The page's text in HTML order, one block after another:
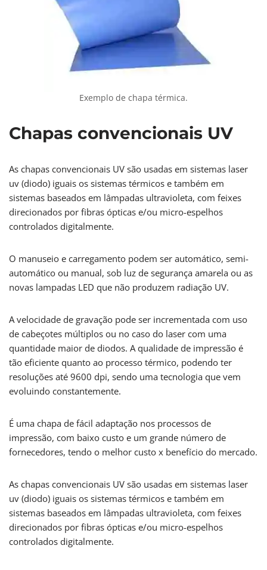
Exemplo de chapa térmica.
Chapas convencionais UV
As chapas convencionais UV são usadas em sistemas laser
uv (diodo) iguais os sistemas térmicos e também em
sistemas baseados em lâmpadas ultravioleta, com feixes
direcionados por fibras ópticas e/ou micro-espelhos
controlados digitalmente.
O manuseio e carregamento podem ser automático, semi-
automático ou manual, sob luz de segurança amarela ou as
novas lampadas LED que não produzem radiação UV.
A velocidade de gravação pode ser incrementada com uso
de cabeçotes múltiplos ou no caso do laser com uma
quantidade maior de diodos. A qualidade de impressão é
tão eficiente quanto ao processo térmico, podendo ter
resoluções até 9600 dpi, sendo uma tecnologia que vem
evoluindo constantemente.
É uma chapa de fácil adaptação nos processos de
impressão, com baixo custo e um grande número de
fornecedores, tendo o melhor custo x benefício do mercado.
As chapas convencionais UV são usadas em sistemas laser
uv (diodo) iguais os sistemas térmicos e também em
sistemas baseados em lâmpadas ultravioleta, com feixes
direcionados por fibras ópticas e/ou micro-espelhos
controlados digitalmente.